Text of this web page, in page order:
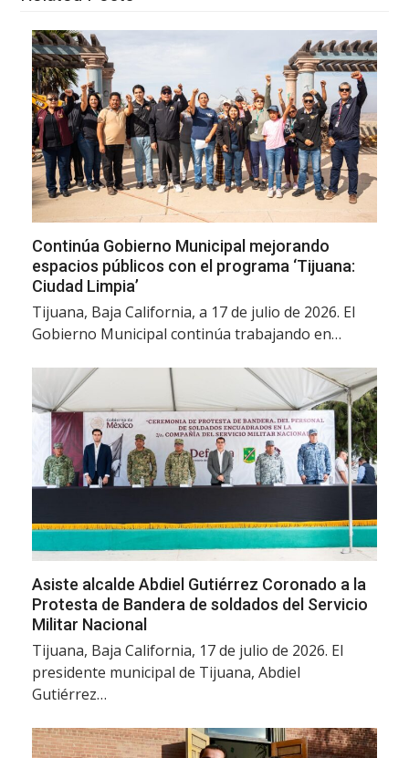
Continúa Gobierno Municipal mejorando
espacios públicos con el programa ‘Tijuana:
Ciudad Limpia’
Tijuana, Baja California, a 17 de julio de 2026. El
Gobierno Municipal continúa trabajando en…
Asiste alcalde Abdiel Gutiérrez Coronado a la
Protesta de Bandera de soldados del Servicio
Militar Nacional
Tijuana, Baja California, 17 de julio de 2026. El
presidente municipal de Tijuana, Abdiel
Gutiérrez…